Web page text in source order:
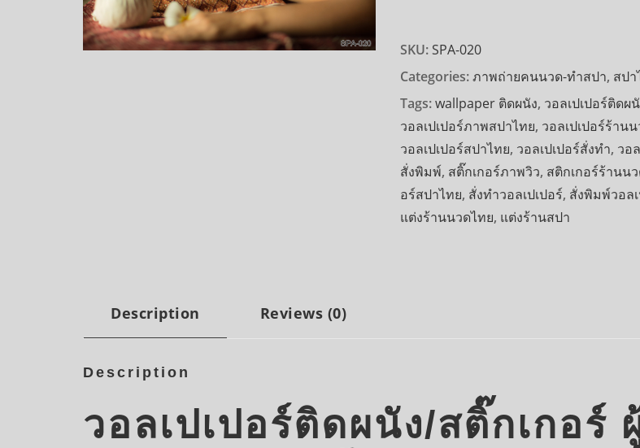
SKU: SPA-020
Categories:ภาพถ่ายคนนวด-ทำสปา, สปา
Tags:wallpaper ติดผนัง, วอลเปเปอร์ติดผ
วอลเปเปอร์ภาพสปาไทย, วอลเปเปอร์ร้าน
วอลเปเปอร์สปาไทย, วอลเปเปอร์สั่งทำ, วอ
สั่งพิมพ์, สติ๊กเกอร์ภาพวิว, สติกเกอร์ร้านน
อร์สปาไทย, สั่งทำวอลเปเปอร์, สั่งพิมพ์วอล
แต่งร้านนวดไทย, แต่งร้านสปา
Description Reviews (0)
Description
วอลเปเปอร์ติดผนัง/สติ๊กเกอร์